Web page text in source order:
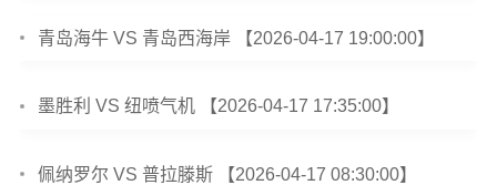
青岛海牛 VS 青岛西海岸 【2026-04-17 19:00:00】
墨胜利 VS 纽喷气机 【2026-04-17 17:35:00】
佩纳罗尔 VS 普拉滕斯 【2026-04-17 08:30:00】